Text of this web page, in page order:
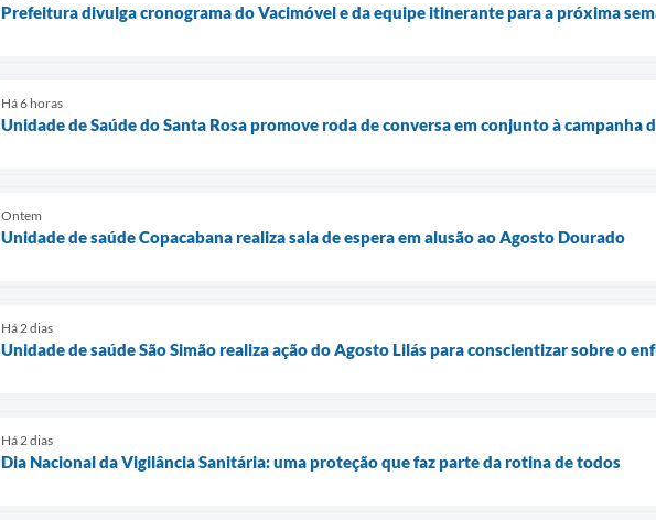
Prefeitura divulga cronograma do Vacimóvel e da equipe itinerante para a próxima
Há 6 horas
Unidade de Saúde do Santa Rosa promove roda de conversa em conjunto à campanha
Ontem
Unidade de saúde Copacabana realiza sala de espera em alusão ao Agosto Dourado
Há 2 dias
Unidade de saúde São Simão realiza ação do Agosto Lilás para conscientizar sobre o
Há 2 dias
Dia Nacional da Vigilância Sanitária: uma proteção que faz parte da rotina de todos